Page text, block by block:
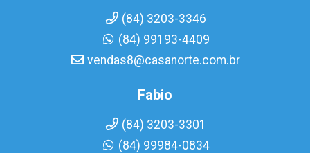
(84) 3203-3346
(84) 99193-4409
vendas8@casanorte.com.br
Fabio
(84) 3203-3301
(84) 99984-0834